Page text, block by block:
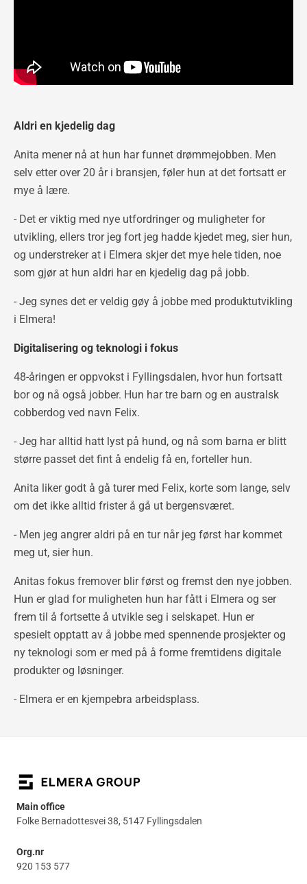
Aldri en kjedelig dag
Anita mener nå at hun har funnet drømmejobben. Men
selv etter over 20 år i bransjen, føler hun at det fortsatt er
mye å lære.
- Det er viktig med nye utfordringer og muligheter for
utvikling, ellers tror jeg fort jeg hadde kjedet meg, sier hun,
og understreker at i Elmera skjer det mye hele tiden, noe
som gjør at hun aldri har en kjedelig dag på jobb.
- Jeg synes det er veldig gøy å jobbe med produktutvikling
i Elmera!
Digitalisering og teknologi i fokus
48-åringen er oppvokst i Fyllingsdalen, hvor hun fortsatt
bor og nå også jobber. Hun har tre barn og en australsk
cobberdog ved navn Felix.
- Jeg har alltid hatt lyst på hund, og nå som barna er blitt
større passet det fint å endelig få en, forteller hun.
Anita liker godt å gå turer med Felix, korte som lange, selv
om det ikke alltid frister å gå ut bergensværet.
- Men jeg angrer aldri på en tur når jeg først har kommet
meg ut, sier hun.
Anitas fokus fremover blir først og fremst den nye jobben.
Hun er glad for muligheten hun har fått i Elmera og ser
frem til å fortsette å utvikle seg i selskapet. Hun er
spesielt opptatt av å jobbe med spennende prosjekter og
ny teknologi som er med på å forme fremtidens digitale
produkter og løsninger.
- Elmera er en kjempebra arbeidsplass.
Main office
Folke Bernadottesvei 38, 5147 Fyllingsdalen
Org.nr
920 153 577